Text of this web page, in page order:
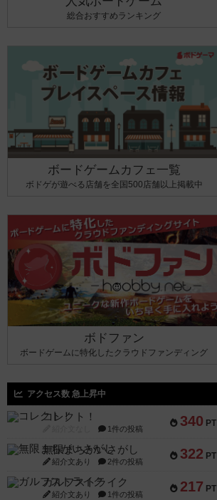
総合おすすめランキング
ボードゲームカフェ一覧
ボドゲが遊べる店舗を全国500店舗以上掲載中
ボドファン
ボードゲームに特化したクラウドファンディング
アクセス数 急上昇中
340 PT
コレクト！
1件の投稿
322 PT
無限まちがいさがし
紹介文あり 2件の投稿
217 PT
ガルフストライク
紹介文あり 1件の投稿